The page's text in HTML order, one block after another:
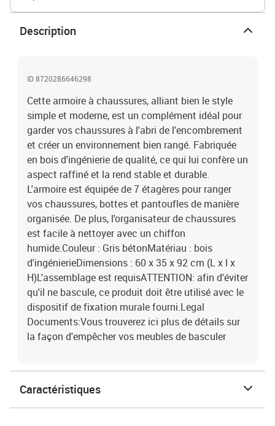
Description
ID 8720286646298
Cette armoire à chaussures, alliant bien le style
simple et moderne, est un complément idéal pour
garder vos chaussures à l'abri de l'encombrement
et créer un environnement bien rangé. Fabriquée
en bois d'ingénierie de qualité, ce qui lui confère un
aspect raffiné et la rend stable et durable.
L'armoire est équipée de 7 étagères pour ranger
vos chaussures, bottes et pantoufles de manière
organisée. De plus, l'organisateur de chaussures
est facile à nettoyer avec un chiffon
humide.Couleur : Gris bétonMatériau : bois
d'ingénierieDimensions : 60 x 35 x 92 cm (L x l x
H)L'assemblage est requisATTENTION: afin d'éviter
qu'il ne bascule, ce produit doit être utilisé avec le
dispositif de fixation murale fourni.Legal
Documents:Vous trouverez ici plus de détails sur
la façon d'empêcher vos meubles de basculer
Caractéristiques